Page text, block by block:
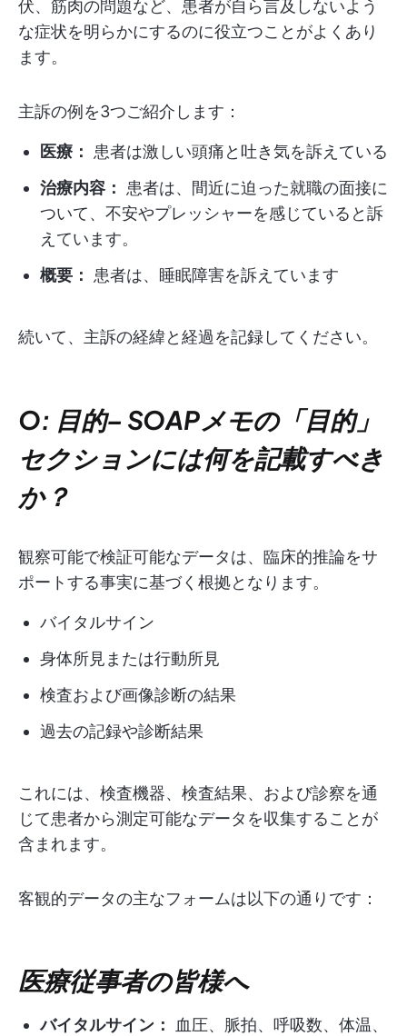
伏、筋肉の問題など、患者が自ら言及しないよう
な症状を明らかにするのに役立つことがよくあり
ます。
主訴の例を3つご紹介します：
医療：
患者は激しい頭痛と吐き気を訴えている
治療内容：
患者は、間近に迫った就職の面接に
ついて、不安やプレッシャーを感じていると訴
えています。
概要：
患者は、睡眠障害を訴えています
続いて、主訴の経緯と経過を記録してください。
O: 目的– SOAPメモの「目的」
セクションには何を記載すべき
か？
観察可能で検証可能なデータは、臨床的推論をサ
ポートする事実に基づく根拠となります。
バイタルサイン
身体所見または行動所見
検査および画像診断の結果
過去の記録や診断結果
これには、検査機器、検査結果、および診察を通
じて患者から測定可能なデータを収集することが
含まれます。
客観的データの主なフォームは以下の通りです：
医療従事者の皆様へ
バイタルサイン：
血圧、脈拍、呼吸数、体温、